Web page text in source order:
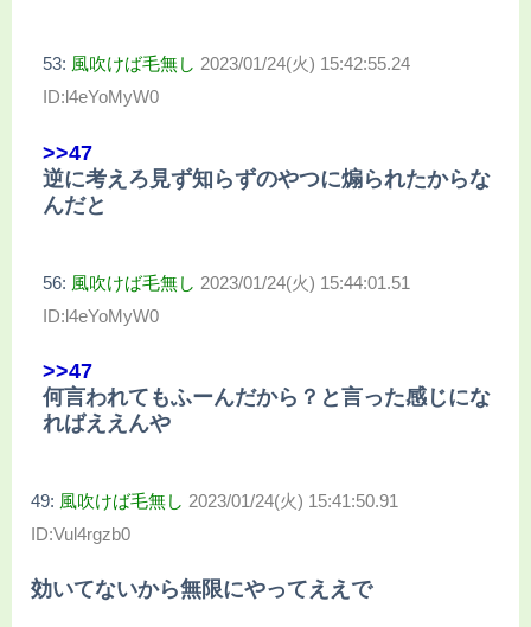
53: 風吹けば毛無し 2023/01/24(火) 15:42:55.24
ID:l4eYoMyW0
>>47
逆に考えろ見ず知らずのやつに煽られたからな
んだと
56: 風吹けば毛無し 2023/01/24(火) 15:44:01.51
ID:l4eYoMyW0
>>47
何言われてもふーんだから？と言った感じにな
ればええんや
49: 風吹けば毛無し 2023/01/24(火) 15:41:50.91
ID:Vul4rgzb0
効いてないから無限にやってええで